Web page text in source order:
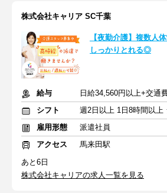
株式会社キャリア SC千葉
【夜勤介護】複数人
しっかりとれる◎
給与
日給34,560円以上+交通
シフト
雇用形態
派遣社員
アクセス
馬来田駅
あと6日
株式会社キャリアの求人一覧を見る